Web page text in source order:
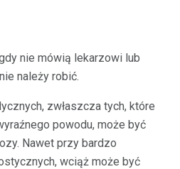
nie mówią lekarzowi lub
należy robić.
zwłaszcza tych, które
powodu, może być
Nawet przy bardzo
wciąż może być